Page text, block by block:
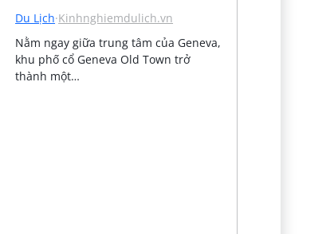
Du Lịch·Kinhnghiemdulich.vn
Nằm ngay giữa trung tâm của Geneva,
khu phố cổ Geneva Old Town trở
thành một…